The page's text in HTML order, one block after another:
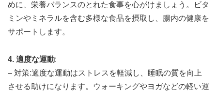
めに、栄養バランスのとれた食事を心がけましょう。ビタ
ミンやミネラルを含む多様な食品を摂取し、腸内の健康を
サポートします。
4. 適度な運動:
– 対策:適度な運動はストレスを軽減し、睡眠の質を向上
させる助けになります。ウォーキングやヨガなどの軽い運